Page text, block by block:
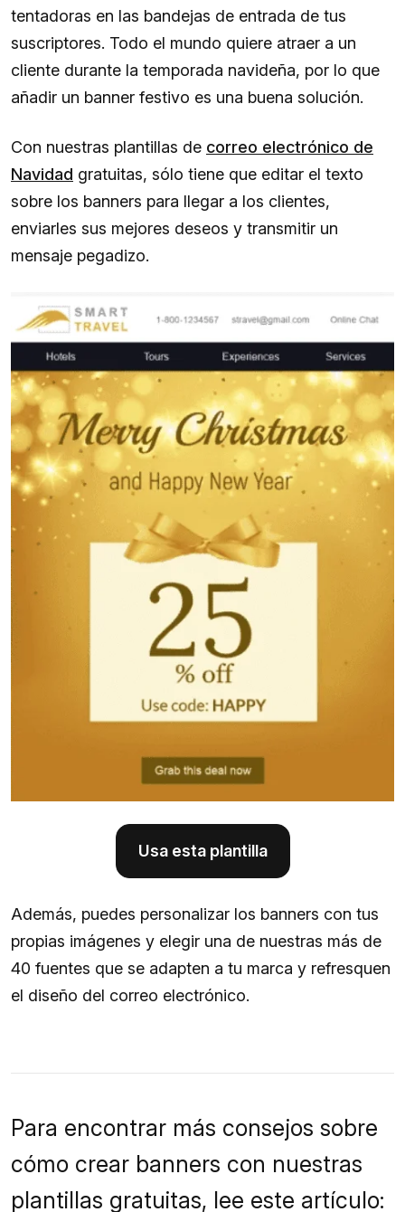
tentadoras en las bandejas de entrada de tus
suscriptores. Todo el mundo quiere atraer a un
cliente durante la temporada navideña, por lo que
añadir un banner festivo es una buena solución.
Con nuestras plantillas de correo electrónico de
Navidad gratuitas, sólo tiene que editar el texto
sobre los banners para llegar a los clientes,
enviarles sus mejores deseos y transmitir un
mensaje pegadizo.
Usa esta plantilla
Además, puedes personalizar los banners con tus
propias imágenes y elegir una de nuestras más de
40 fuentes que se adapten a tu marca y refresquen
el diseño del correo electrónico.
Para encontrar más consejos sobre
cómo crear banners con nuestras
plantillas gratuitas, lee este artículo: